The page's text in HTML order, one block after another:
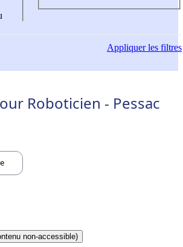
Appliquerles filtres
Roboticien - Pessac
non-accessible)